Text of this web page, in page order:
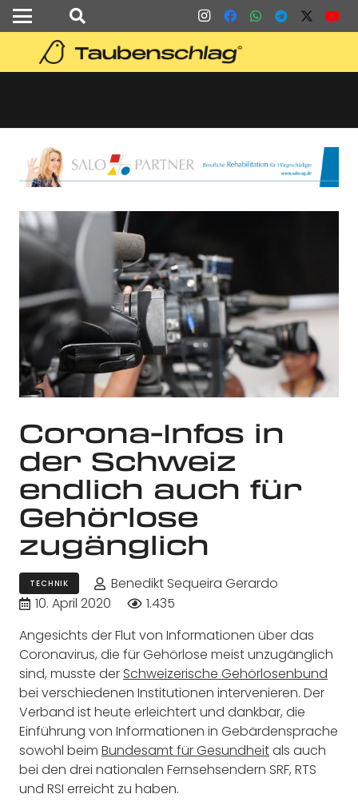
Corona-Infos in
der Schweiz
endlich auch für
Gehörlose
zugänglich
TECHNIK
Benedikt Sequeira Gerardo
10. April 2020
1.435
Angesichts der Flut von Informationen über das
Coronavirus, die für Gehörlose meist unzugänglich
sind, musste der Schweizerische Gehörlosenbund
bei verschiedenen Institutionen intervenieren. Der
Verband ist heute erleichtert und dankbar, die
Einführung von Informationen in Gebärdensprache
sowohl beim Bundesamt für Gesundheitals auch
bei den drei nationalen Fernsehsendern SRF, RTS
und RSI erreicht zu haben.